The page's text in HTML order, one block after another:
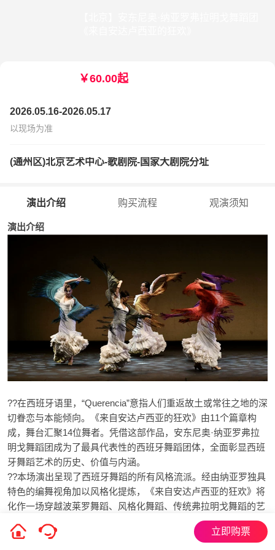
￥60.00起
2026.05.16-2026.05.17
以现场为准
(通州区)北京艺术中心-歌剧院-国家大剧院分址
演出介绍 购买流程 观演须知
演出介绍
??在西班牙语里，“Querencia”意指人们重返故土或常往之地的深
切眷恋与本能倾向。《来自安达卢西亚的狂欢》由11个篇章构
成，舞台汇聚14位舞者。凭借这部作品，安东尼奥·纳亚罗弗拉
明戈舞蹈团成为了最具代表性的西班牙舞蹈团体，全面彰显西班
牙舞蹈艺术的历史、价值与内涵。
??本场演出呈现了西班牙舞蹈的所有风格流派。经由纳亚罗独具
特色的编舞视角加以风格化提炼，《来自安达卢西亚的狂欢》将
化作一场穿越波莱罗舞蹈、风格化舞蹈、传统弗拉明戈舞蹈的艺
??演出中，科尔多瓦帽、马尼拉披肩、西班牙斗篷、拖尾长裙等
立即购票